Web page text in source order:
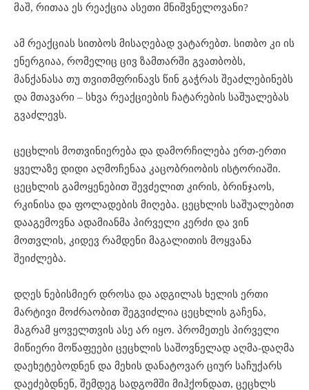
მაშ, რითაა ეს რეაქცია ასეთი მნიშვნელოვანი?
ამ რეაქციას სითბოს მისაღებად ვატარებთ. სითბო კი ის
ენერგიაა, რომელიც ცივ ზამთარში გვათბობს,
მანქანასა თუ თვითმფრინავს წინ გაჭრას შეაძლებინებს
და მთავარი – სხვა რეაქციების ჩატარების საშუალებას
გვაძლევს.
ცეცხლის მოთვინიერება და დამორჩილება ერთ-ერთი
ყველაზე დიდი აღმოჩენაა კაცობრიობის ისტორიაში.
ცეცხლის გამოყენებით შევძელით კირის, ბრინჯაოს,
რკინისა და ფოლადების მიღება. ცეცხლის საშუალებით
დააგემოვნა ადამიანმა პირველი კერძი და ვინ
მოთვლის, კიდევ რამდენი მაგალითის მოყვანა
შეიძლება.
დღეს ნებისმიერ დროსა და ადგილას ხელის ერთი
მარტივი მოძრაობით შეგვიძლია ცეცხლის გაჩენა,
მაგრამ ყოველთვის ასე არ იყო. პრომეთეს პირველი
მიწიერი მოწაფეები ცეცხლის საშოვნელად აღმა-დაღმა
დაეხეტებოდნენ და მეხის დანატოვარ ციურ საჩუქარს
დაეძებდნენ, შემდეგ სადგომში მიჰქონდათ, ცეცხლს